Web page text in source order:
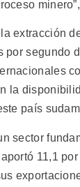
extracción
por segundo
la
país
sector
11,1